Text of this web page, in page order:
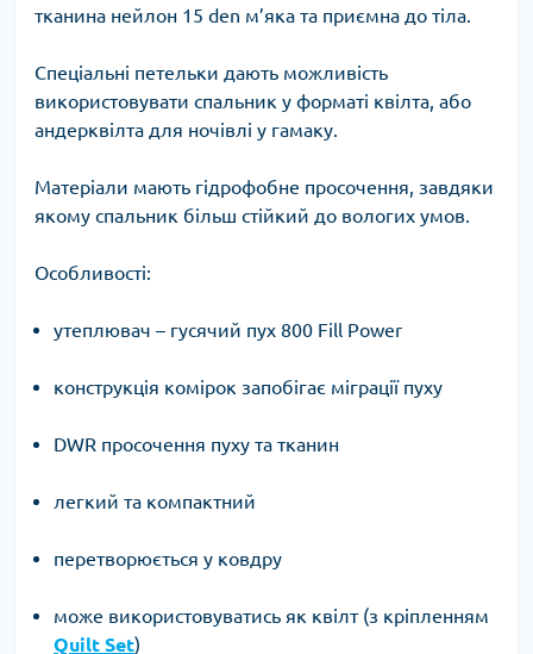
тканина нейлон 15 den м’яка та приємна до тіла.
Спеціальні петельки дають можливість
використовувати спальник у форматі квілта, або
андерквілта для ночівлі у гамаку.
Матеріали мають гідрофобне просочення, завдяки
якому спальник більш стійкий до вологих умов.
Особливості:
утеплювач – гусячий пух 800 Fill Power
конструкція комірок запобігає міграції пуху
DWR просочення пуху та тканин
легкий та компактний
перетворюється у ковдру
може використовуватись як квілт (з кріпленням
Quilt Set)